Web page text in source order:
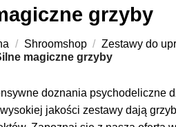
grzyby
/ Shroomshop / Zestawy do
magiczne grzyby
doznania psychodeliczne
jakości zestawy dają